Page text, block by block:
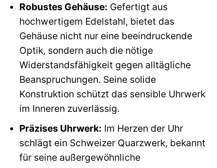
Robustes Gehäuse: Gefertigt aus
hochwertigem Edelstahl, bietet das
Gehäuse nicht nur eine beeindruckende
Optik, sondern auch die nötige
Widerstandsfähigkeit gegen alltägliche
Beanspruchungen. Seine solide
Konstruktion schützt das sensible Uhrwerk
im Inneren zuverlässig.
Präzises Uhrwerk: Im Herzen der Uhr
schlägt ein Schweizer Quarzwerk, bekannt
für seine außergewöhnliche